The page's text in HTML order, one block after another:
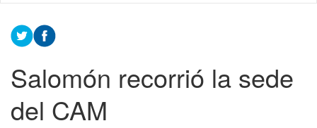
Contenido
principal
Salomón recorrió la sede
del CAM